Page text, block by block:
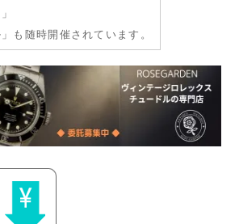
」
も随時開催されています。